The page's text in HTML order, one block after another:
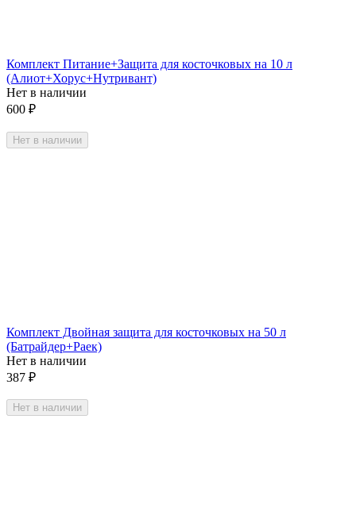
Комплект Питание+Защита для косточковых на 10 л
(Алиот+Хорус+Нутривант)
Нет в наличии
600 ₽
Нет в наличии
Комплект Двойная защита для косточковых на 50 л
(Батрайдер+Раек)
Нет в наличии
387 ₽
Нет в наличии